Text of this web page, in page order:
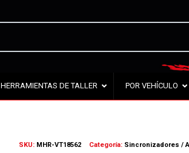
HERRAMIENTAS DE TALLER POR VEHÍCULO
SKU: MHR-VT18562 Categoría: Sincronizadores /